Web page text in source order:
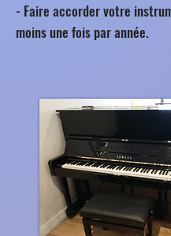
- Faire accorder votre
moins une fois par année.